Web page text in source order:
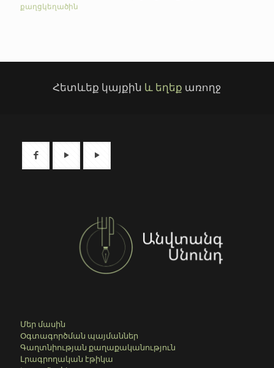
քաղցկեղածին
Հետևեք կայքին և եղեք առողջ
Մեր մասին
Օգտագործման պայմաններ
Գաղտնիության քաղաքականություն
Լրագրողական էթիկա